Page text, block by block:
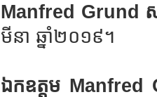
Manfred Grund
មីនា​ ឆ្នាំ២០១៩។
ឯកឧត្តម​ Manfred